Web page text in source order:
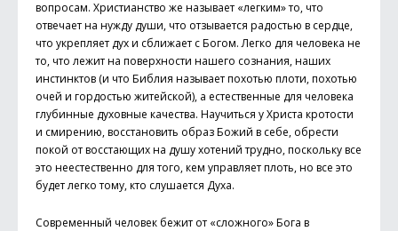
вопросам. Христианство же называет «легким» то, что
отвечает на нужду души, что отзывается радостью в сердце,
что укрепляет дух и сближает с Богом. Легко для человека не
то, что лежит на поверхности нашего сознания, наших
инстинктов (и что Библия называет похотью плоти, похотью
очей и гордостью житейской), а естественные для человека
глубинные духовные качества. Научиться у Христа кротости
и смирению, восстановить образ Божий в себе, обрести
покой от восстающих на душу хотений трудно, поскольку все
это неестественно для того, кем управляет плоть, но все это
будет легко тому, кто слушается Духа.
Современный человек бежит от «сложного» Бога в